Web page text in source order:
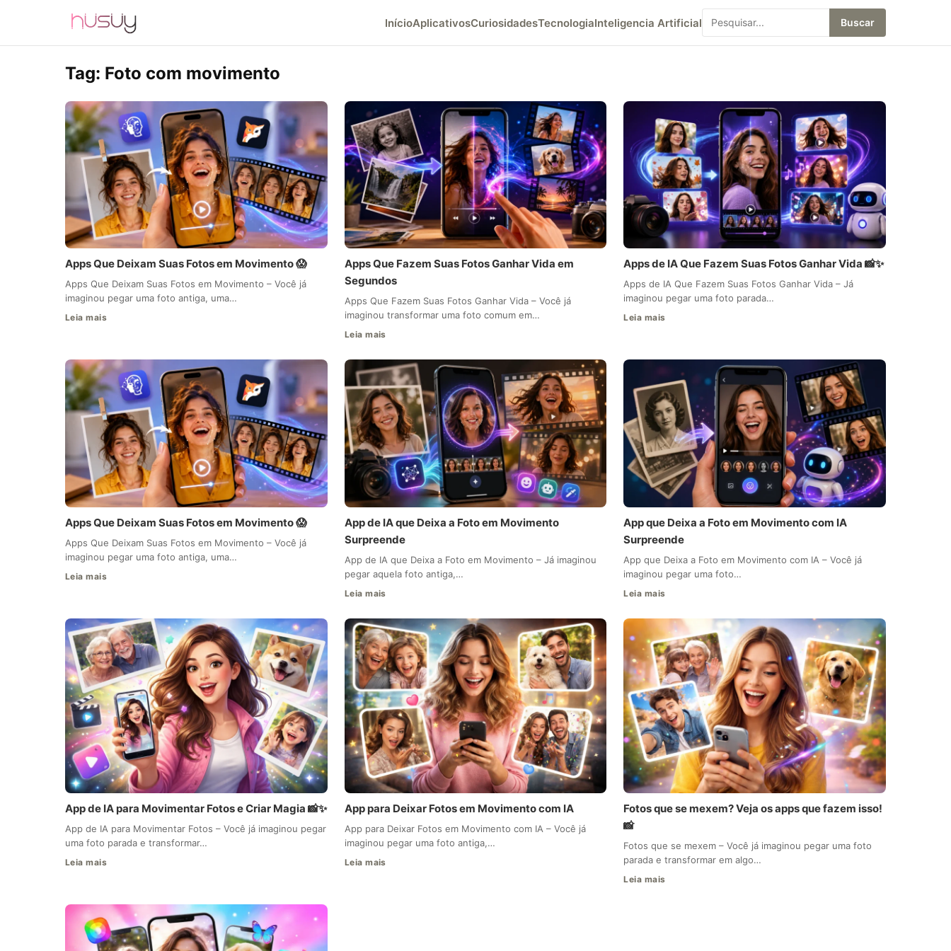
InícioAplicativosCuriosidadesTecnologiaInteligencia Artificial Buscar
Tag: Foto com movimento
Apps Que Deixam Suas Fotos em Movimento 😱
Apps Que Deixam Suas Fotos em Movimento – Você já
imaginou pegar uma foto antiga, uma…
Leia mais
Apps Que Fazem Suas Fotos Ganhar Vida em
Segundos
Apps Que Fazem Suas Fotos Ganhar Vida – Você já
imaginou transformar uma foto comum em…
Leia mais
Apps de IA Que Fazem Suas Fotos Ganhar Vida 📸✨
Apps de IA Que Fazem Suas Fotos Ganhar Vida – Já
imaginou pegar uma foto parada…
Leia mais
Apps Que Deixam Suas Fotos em Movimento 😱
Apps Que Deixam Suas Fotos em Movimento – Você já
imaginou pegar uma foto antiga, uma…
Leia mais
App de IA que Deixa a Foto em Movimento
Surpreende
App de IA que Deixa a Foto em Movimento – Já imaginou
pegar aquela foto antiga,…
Leia mais
App que Deixa a Foto em Movimento com IA
Surpreende
App que Deixa a Foto em Movimento com IA – Você já
imaginou pegar uma foto…
Leia mais
App de IA para Movimentar Fotos e Criar Magia 📸✨
App de IA para Movimentar Fotos – Você já imaginou pegar
uma foto parada e transformar…
Leia mais
App para Deixar Fotos em Movimento com IA
App para Deixar Fotos em Movimento com IA – Você já
imaginou pegar uma foto antiga,…
Leia mais
Fotos que se mexem? Veja os apps que fazem isso!
📸
Fotos que se mexem – Você já imaginou pegar uma foto
parada e transformar em algo…
Leia mais